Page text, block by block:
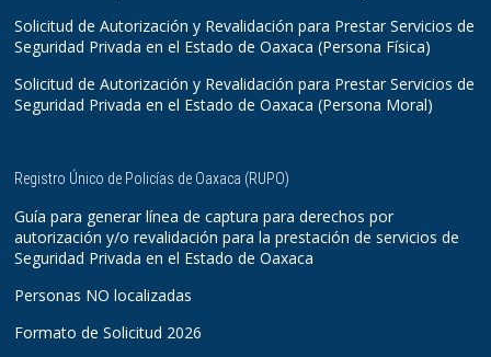
Solicitud de Autorización y Revalidación para Prestar Servicios de
Seguridad Privada en el Estado de Oaxaca (Persona Física)
Solicitud de Autorización y Revalidación para Prestar Servicios de
Seguridad Privada en el Estado de Oaxaca (Persona Moral)
Registro Único de Policías de Oaxaca (RUPO)
Guía para generar línea de captura para derechos por
autorización y/o revalidación para la prestación de servicios de
Seguridad Privada en el Estado de Oaxaca
Personas NO localizadas
Formato de Solicitud 2026